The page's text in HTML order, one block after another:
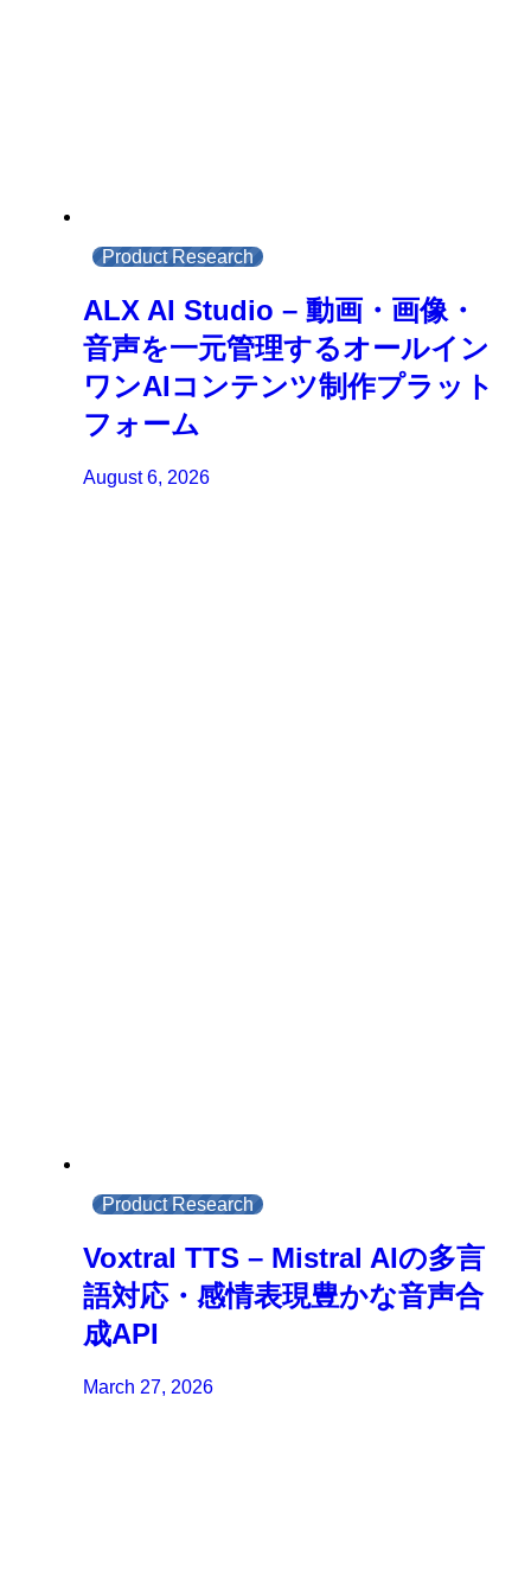
Product Research
ALX AI Studio – 動画・画像・
音声を一元管理するオールイン
ワンAIコンテンツ制作プラット
フォーム
August 6, 2026
Product Research
Voxtral TTS – Mistral AIの多言
語対応・感情表現豊かな音声合
成API
March 27, 2026